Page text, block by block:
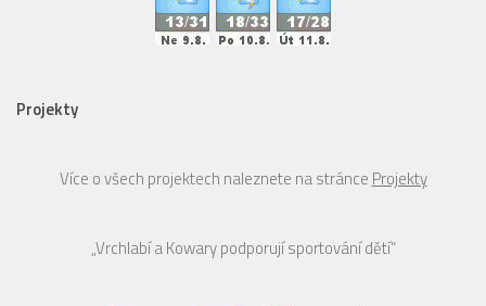
Projekty
Více o všech projektech naleznete na stránce Projekty
„Vrchlabí a Kowary podporují sportování dětí“